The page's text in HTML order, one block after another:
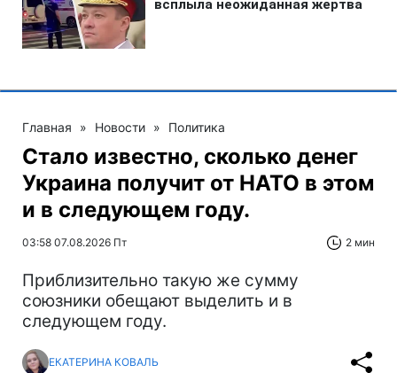
Главная » Новости » Политика
Стало известно, сколько денег
Украина получит от НАТО в этом
и в следующем году.
03:58 07.08.2026 Пт 2 мин
Приблизительно такую же сумму
союзники обещают выделить и в
следующем году.
ЕКАТЕРИНА КОВАЛЬ